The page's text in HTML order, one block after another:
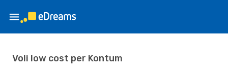
Voli low cost per Kontum